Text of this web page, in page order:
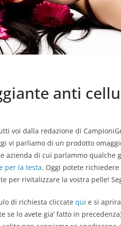
anti
voi dalla redazione di
vi parliamo di un prodotto
azienda di cui parlammo
per la testa. Oggi potete
per rivitalizzare la vostra pelle!
di richiesta cliccate qui e si
se lo avete gia’ fatto in